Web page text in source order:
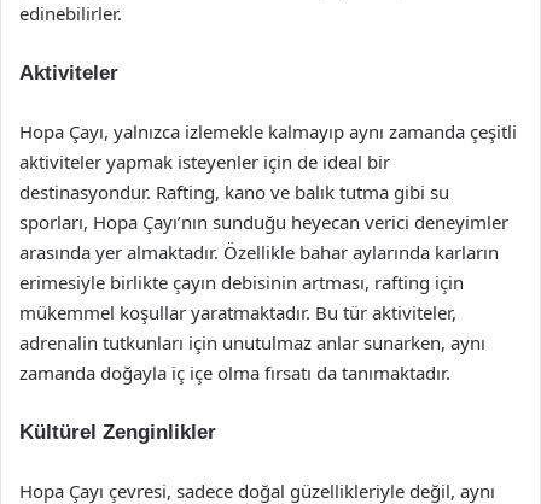
edinebilirler.
Aktiviteler
Hopa Çayı, yalnızca izlemekle kalmayıp aynı zamanda çeşitli
aktiviteler yapmak isteyenler için de ideal bir
destinasyondur. Rafting, kano ve balık tutma gibi su
sporları, Hopa Çayı’nın sunduğu heyecan verici deneyimler
arasında yer almaktadır. Özellikle bahar aylarında karların
erimesiyle birlikte çayın debisinin artması, rafting için
mükemmel koşullar yaratmaktadır. Bu tür aktiviteler,
adrenalin tutkunları için unutulmaz anlar sunarken, aynı
zamanda doğayla iç içe olma fırsatı da tanımaktadır.
Kültürel Zenginlikler
Hopa Çayı çevresi, sadece doğal güzellikleriyle değil, aynı